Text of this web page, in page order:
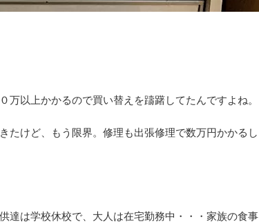
万以上かかるので買い替えを躊躇してたんですよね。
たけど、もう限界。修理も出張修理で数万円かかるし
達は学校休校で、大人は在宅勤務中・・・家族の食事